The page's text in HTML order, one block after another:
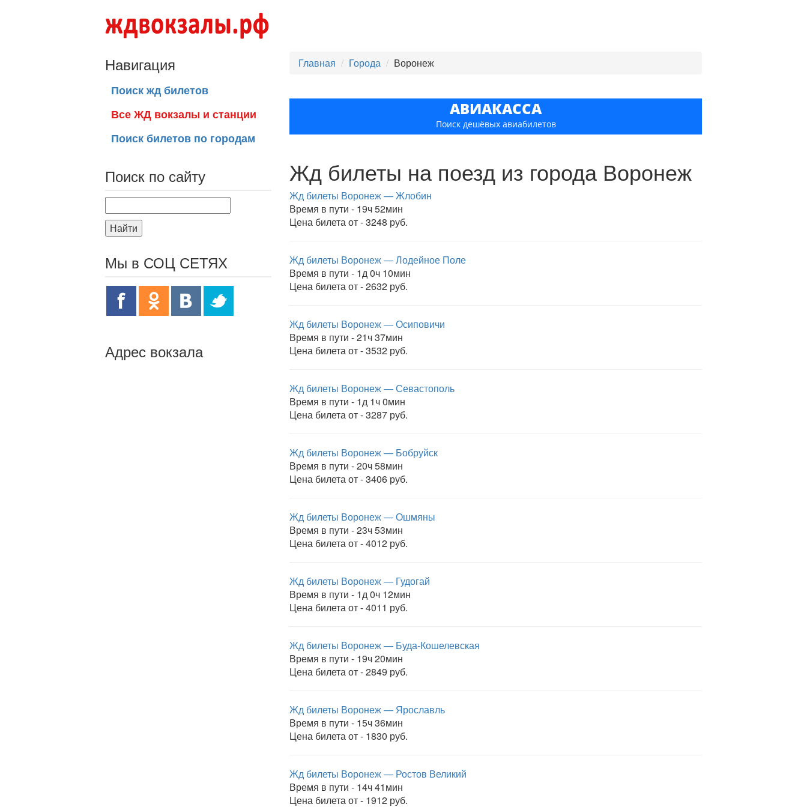
Главная Города Воронеж
АВИАКАССА
Поиск дешёвых авиабилетов
Жд билеты на поезд из города Воронеж
Жд билеты Воронеж — Жлобин
Время в пути - 19ч 52мин
Цена билета от - 3248 руб.
Жд билеты Воронеж — Лодейное Поле
Время в пути - 1д 0ч 10мин
Цена билета от - 2632 руб.
Жд билеты Воронеж — Осиповичи
Время в пути - 21ч 37мин
Цена билета от - 3532 руб.
Жд билеты Воронеж — Севастополь
Время в пути - 1д 1ч 0мин
Цена билета от - 3287 руб.
Жд билеты Воронеж — Бобруйск
Время в пути - 20ч 58мин
Цена билета от - 3406 руб.
Жд билеты Воронеж — Ошмяны
Время в пути - 23ч 53мин
Цена билета от - 4012 руб.
Жд билеты Воронеж — Гудогай
Время в пути - 1д 0ч 12мин
Цена билета от - 4011 руб.
Жд билеты Воронеж — Буда-Кошелевская
Время в пути - 19ч 20мин
Цена билета от - 2849 руб.
Жд билеты Воронеж — Ярославль
Время в пути - 15ч 36мин
Цена билета от - 1830 руб.
Жд билеты Воронеж — Ростов Великий
Время в пути - 14ч 41мин
Цена билета от - 1912 руб.
Навигация
Поиск жд билетов
Все ЖД вокзалы и станции
Поиск билетов по городам
Поиск по сайту
Найти
Мы в СОЦ СЕТЯХ
Адрес вокзала